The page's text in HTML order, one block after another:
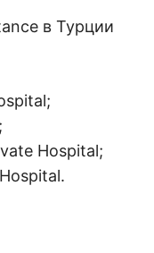
в Турции
Hospital;